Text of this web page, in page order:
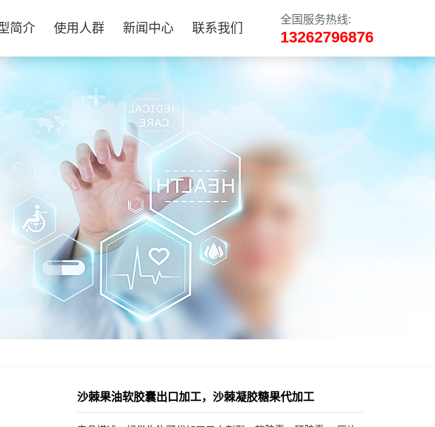
简介 使用人群 新闻中心 联系我们
全国服务热线:
13262796876
沙棘果油软胶囊出口加工，沙棘凝胶糖果代加工